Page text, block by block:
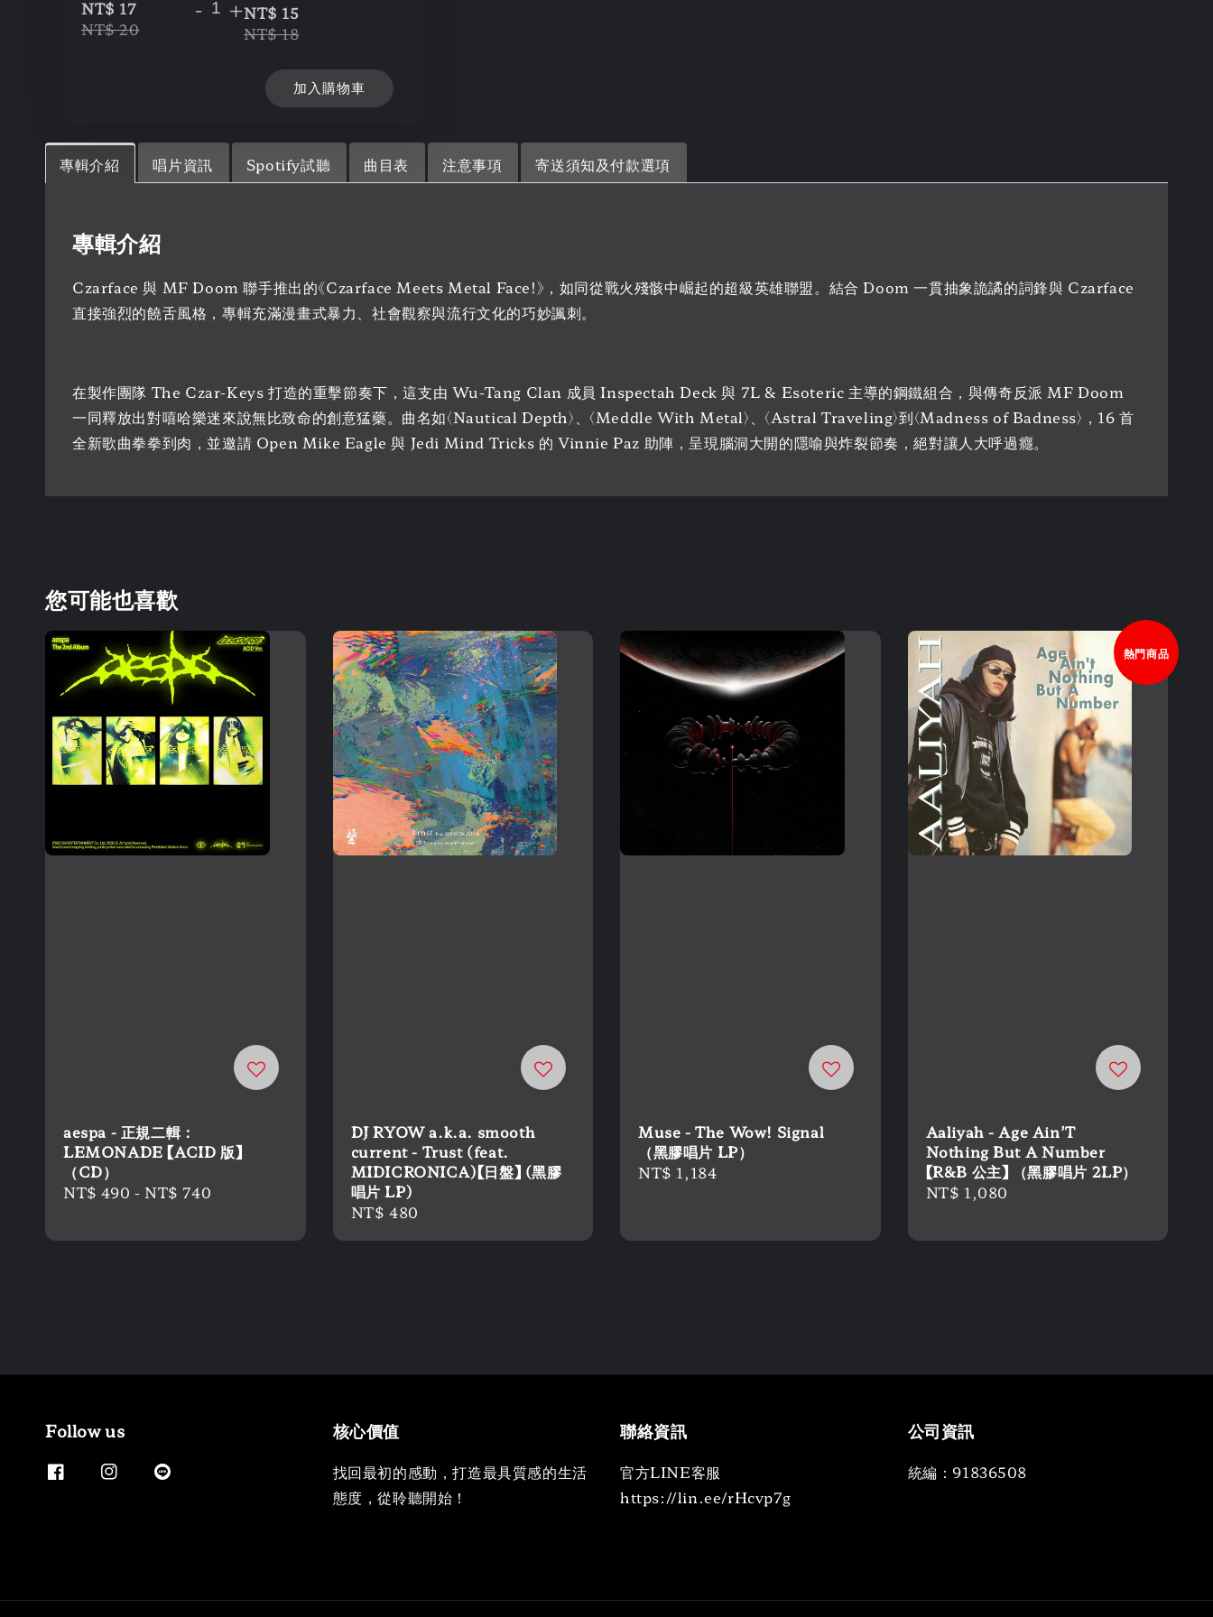
NT$ 17
NT$ 20
- +NT$ 15
NT$ 18
加入購物車
專輯介紹 唱片資訊 Spotify試聽 曲目表 注意事項 寄送須知及付款選項
專輯介紹
Czarface 與 MF Doom 聯手推出的《Czarface Meets Metal Face!》，如同從戰火殘骸中崛起的超級英雄聯盟。結合 Doom 一貫抽象詭譎的詞鋒與 Czarface
直接強烈的饒舌風格，專輯充滿漫畫式暴力、社會觀察與流行文化的巧妙諷刺。
在製作團隊 The Czar-Keys 打造的重擊節奏下，這支由 Wu-Tang Clan 成員 Inspectah Deck 與 7L & Esoteric 主導的鋼鐵組合，與傳奇反派 MF Doom
一同釋放出對嘻哈樂迷來說無比致命的創意猛藥。曲名如〈Nautical Depth〉、〈Meddle With Metal〉、〈Astral Traveling〉到〈Madness of Badness〉，16 首
全新歌曲拳拳到肉，並邀請 Open Mike Eagle 與 Jedi Mind Tricks 的 Vinnie Paz 助陣，呈現腦洞大開的隱喻與炸裂節奏，絕對讓人大呼過癮。
您可能也喜歡
aespa - 正規二輯：
LEMONADE 【ACID 版】
（CD）
Regular
NT$ 490 -NT$ 740
DJ RYOW a.k.a. smooth
current - Trust (feat.
MIDICRONICA)【日盤】 (黑膠
唱片 LP)
Regular
NT$ 480
Muse - The Wow! Signal
（黑膠唱片 LP）
Regular
NT$ 1,184
熱門商品
Aaliyah - Age Ain’T
Nothing But A Number
【R&B 公主】 （黑膠唱片 2LP）
Regular
NT$ 1,080
Follow us 核心價值
找回最初的感動，打造最具質感的生活
態度，從聆聽開始！
聯絡資訊
官方LINE客服
https://lin.ee/rHcvp7g
公司資訊
統編：91836508